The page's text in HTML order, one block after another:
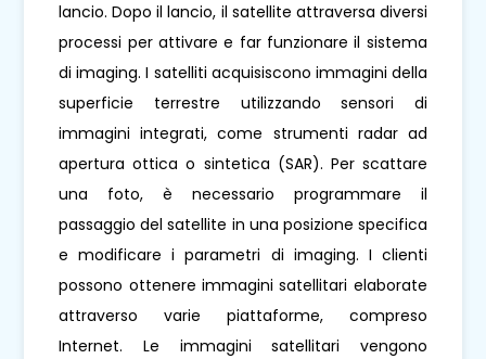
lancio. Dopo il lancio, il satellite attraversa diversi
processi per attivare e far funzionare il sistema
di imaging. I satelliti acquisiscono immagini della
superficie terrestre utilizzando sensori di
immagini integrati, come strumenti radar ad
apertura ottica o sintetica (SAR). Per scattare
una foto, è necessario programmare il
passaggio del satellite in una posizione specifica
e modificare i parametri di imaging. I clienti
possono ottenere immagini satellitari elaborate
attraverso varie piattaforme, compreso
Internet. Le immagini satellitari vengono